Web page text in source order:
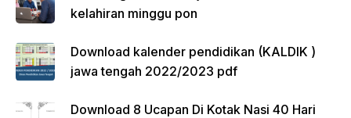
kelahiran minggu pon
Download kalender pendidikan (KALDIK )
jawa tengah 2022/2023 pdf
Download 8 Ucapan Di Kotak Nasi 40 Hari